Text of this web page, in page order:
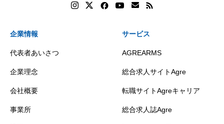
企業情報
代表者あいさつ
企業理念
会社概要
事業所
サービス
AGREARMS
総合求人サイトAgre
転職サイトAgreキャリア
総合求人誌Agre